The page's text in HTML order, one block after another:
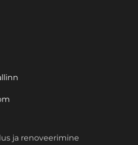
ja renoveerimine